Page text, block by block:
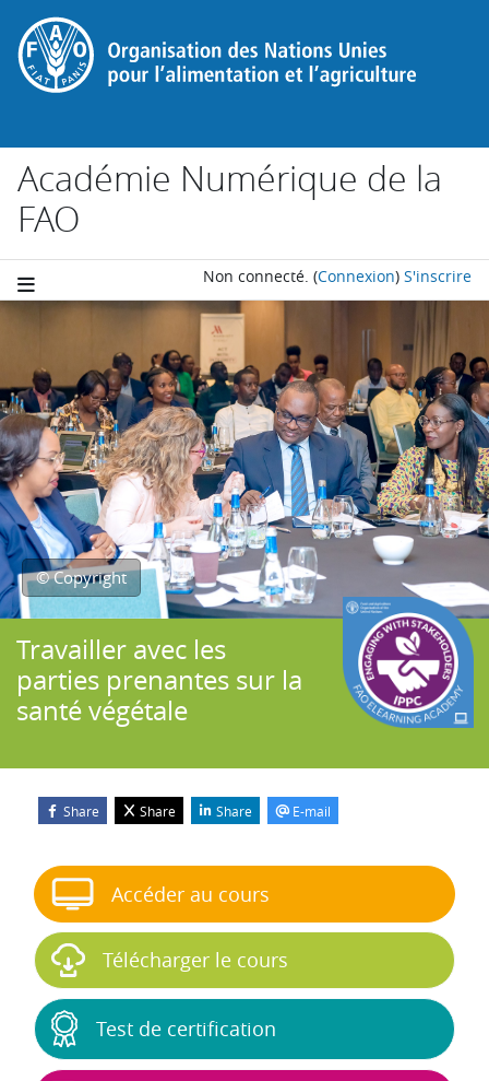
Passer au contenu principal
Académie Numérique de la
FAO
Non connecté. (Connexion) S'inscrire
© Copyright
Travailler avec les
parties prenantes sur la
santé végétale
Share Share Share E-mail
Accéder au cours
Télécharger le cours
Test de certification